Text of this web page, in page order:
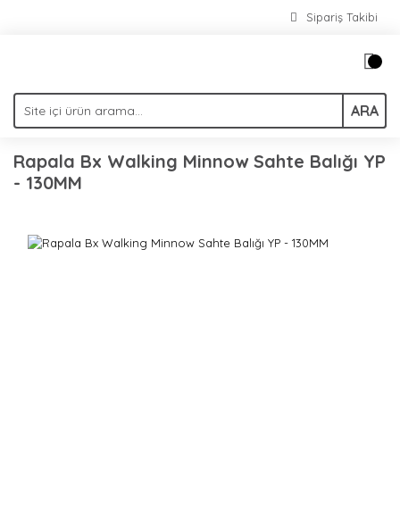
Sipariş Takibi
ARA
Rapala Bx Walking Minnow Sahte Balığı YP
- 130MM